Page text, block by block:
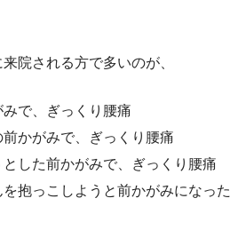
院される方で多いのが、
みで、ぎっくり腰痛
前かがみで、ぎっくり腰痛
とした前かがみで、ぎっくり腰痛
を抱っこしようと前かがみになった